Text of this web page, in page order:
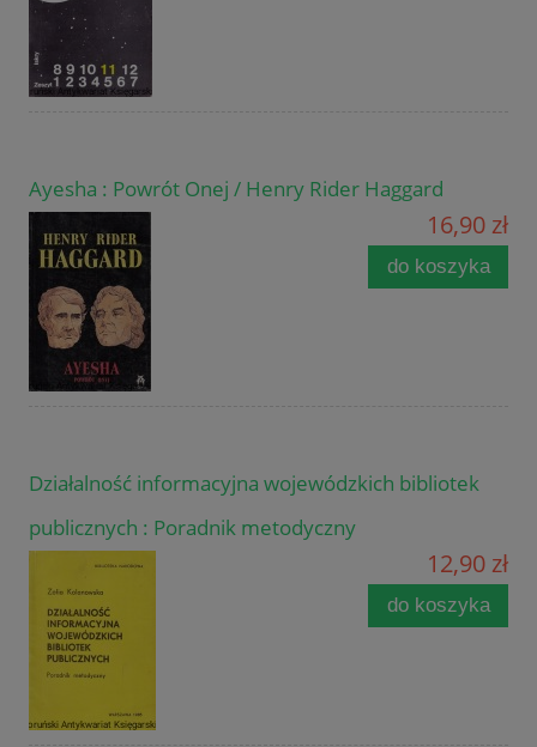
Ayesha : Powrót Onej / Henry Rider Haggard
16,90 zł
do koszyka
Działalność informacyjna wojewódzkich bibliotek
publicznych : Poradnik metodyczny
12,90 zł
do koszyka